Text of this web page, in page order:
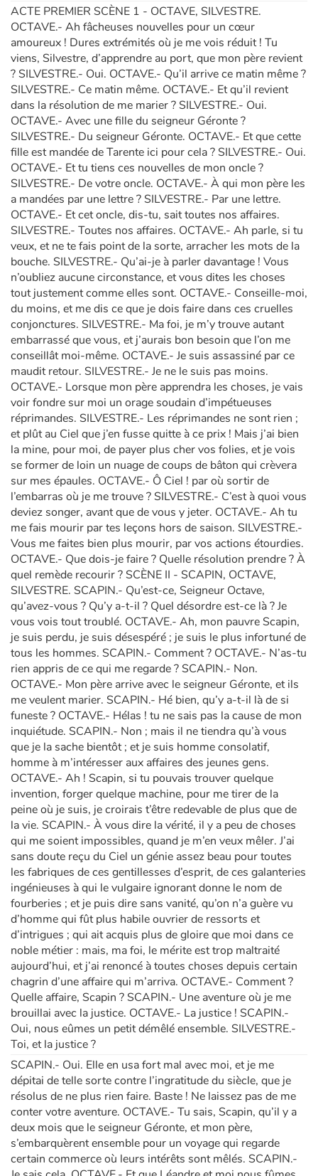
ACTE PREMIER SCÈNE 1 - OCTAVE, SILVESTRE.
OCTAVE.- Ah fâcheuses nouvelles pour un cœur
amoureux ! Dures extrémités où je me vois réduit ! Tu
viens, Silvestre, d’apprendre au port, que mon père revient
? SILVESTRE.- Oui. OCTAVE.- Qu’il arrive ce matin même ?
SILVESTRE.- Ce matin même. OCTAVE.- Et qu’il revient
dans la résolution de me marier ? SILVESTRE.- Oui.
OCTAVE.- Avec une fille du seigneur Géronte ?
SILVESTRE.- Du seigneur Géronte. OCTAVE.- Et que cette
fille est mandée de Tarente ici pour cela ? SILVESTRE.- Oui.
OCTAVE.- Et tu tiens ces nouvelles de mon oncle ?
SILVESTRE.- De votre oncle. OCTAVE.- À qui mon père les
a mandées par une lettre ? SILVESTRE.- Par une lettre.
OCTAVE.- Et cet oncle, dis-tu, sait toutes nos affaires.
SILVESTRE.- Toutes nos affaires. OCTAVE.- Ah parle, si tu
veux, et ne te fais point de la sorte, arracher les mots de la
bouche. SILVESTRE.- Qu’ai-je à parler davantage ! Vous
n’oubliez aucune circonstance, et vous dites les choses
tout justement comme elles sont. OCTAVE.- Conseille-moi,
du moins, et me dis ce que je dois faire dans ces cruelles
conjonctures. SILVESTRE.- Ma foi, je m’y trouve autant
embarrassé que vous, et j’aurais bon besoin que l’on me
conseillât moi-même. OCTAVE.- Je suis assassiné par ce
maudit retour. SILVESTRE.- Je ne le suis pas moins.
OCTAVE.- Lorsque mon père apprendra les choses, je vais
voir fondre sur moi un orage soudain d’impétueuses
réprimandes. SILVESTRE.- Les réprimandes ne sont rien ;
et plût au Ciel que j’en fusse quitte à ce prix ! Mais j’ai bien
la mine, pour moi, de payer plus cher vos folies, et je vois
se former de loin un nuage de coups de bâton qui crèvera
sur mes épaules. OCTAVE.- Ô Ciel ! par où sortir de
l’embarras où je me trouve ? SILVESTRE.- C’est à quoi vous
deviez songer, avant que de vous y jeter. OCTAVE.- Ah tu
me fais mourir par tes leçons hors de saison. SILVESTRE.-
Vous me faites bien plus mourir, par vos actions étourdies.
OCTAVE.- Que dois-je faire ? Quelle résolution prendre ? À
quel remède recourir ? SCÈNE II - SCAPIN, OCTAVE,
SILVESTRE. SCAPIN.- Qu’est-ce, Seigneur Octave,
qu’avez-vous ? Qu’y a-t-il ? Quel désordre est-ce là ? Je
vous vois tout troublé. OCTAVE.- Ah, mon pauvre Scapin,
je suis perdu, je suis désespéré ; je suis le plus infortuné de
tous les hommes. SCAPIN.- Comment ? OCTAVE.- N’as-tu
rien appris de ce qui me regarde ? SCAPIN.- Non.
OCTAVE.- Mon père arrive avec le seigneur Géronte, et ils
me veulent marier. SCAPIN.- Hé bien, qu’y a-t-il là de si
funeste ? OCTAVE.- Hélas ! tu ne sais pas la cause de mon
inquiétude. SCAPIN.- Non ; mais il ne tiendra qu’à vous
que je la sache bientôt ; et je suis homme consolatif,
homme à m’intéresser aux affaires des jeunes gens.
OCTAVE.- Ah ! Scapin, si tu pouvais trouver quelque
invention, forger quelque machine, pour me tirer de la
peine où je suis, je croirais t’être redevable de plus que de
la vie. SCAPIN.- À vous dire la vérité, il y a peu de choses
qui me soient impossibles, quand je m’en veux mêler. J’ai
sans doute reçu du Ciel un génie assez beau pour toutes
les fabriques de ces gentillesses d’esprit, de ces galanteries
ingénieuses à qui le vulgaire ignorant donne le nom de
fourberies ; et je puis dire sans vanité, qu’on n’a guère vu
d’homme qui fût plus habile ouvrier de ressorts et
d’intrigues ; qui ait acquis plus de gloire que moi dans ce
noble métier : mais, ma foi, le mérite est trop maltraité
aujourd’hui, et j’ai renoncé à toutes choses depuis certain
chagrin d’une affaire qui m’arriva. OCTAVE.- Comment ?
Quelle affaire, Scapin ? SCAPIN.- Une aventure où je me
brouillai avec la justice. OCTAVE.- La justice ! SCAPIN.-
Oui, nous eûmes un petit démêlé ensemble. SILVESTRE.-
Toi, et la justice ?
SCAPIN.- Oui. Elle en usa fort mal avec moi, et je me
dépitai de telle sorte contre l’ingratitude du siècle, que je
résolus de ne plus rien faire. Baste ! Ne laissez pas de me
conter votre aventure. OCTAVE.- Tu sais, Scapin, qu’il y a
deux mois que le seigneur Géronte, et mon père,
s’embarquèrent ensemble pour un voyage qui regarde
certain commerce où leurs intérêts sont mêlés. SCAPIN.-